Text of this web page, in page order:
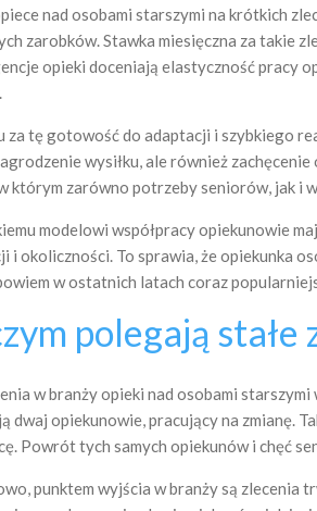
nad osobami starszymi na krótkich
zarobków. Stawka miesięczna za takie
opieki doceniają elastyczność pracy
za tę gotowość do adaptacji i szybkiego
wysiłku, ale również
którym zarówno potrzeby seniorów, jak i
modelowi współpracy opiekunowie
i okoliczności. To sprawia, że opiekunka
w ostatnich latach coraz
polegają stałe
w branży opieki nad osobami
dwaj opiekunowie, pracujący na zmianę.
Powrót tych samych opiekunów i chęć
punktem wyjścia w branży są zlecenia